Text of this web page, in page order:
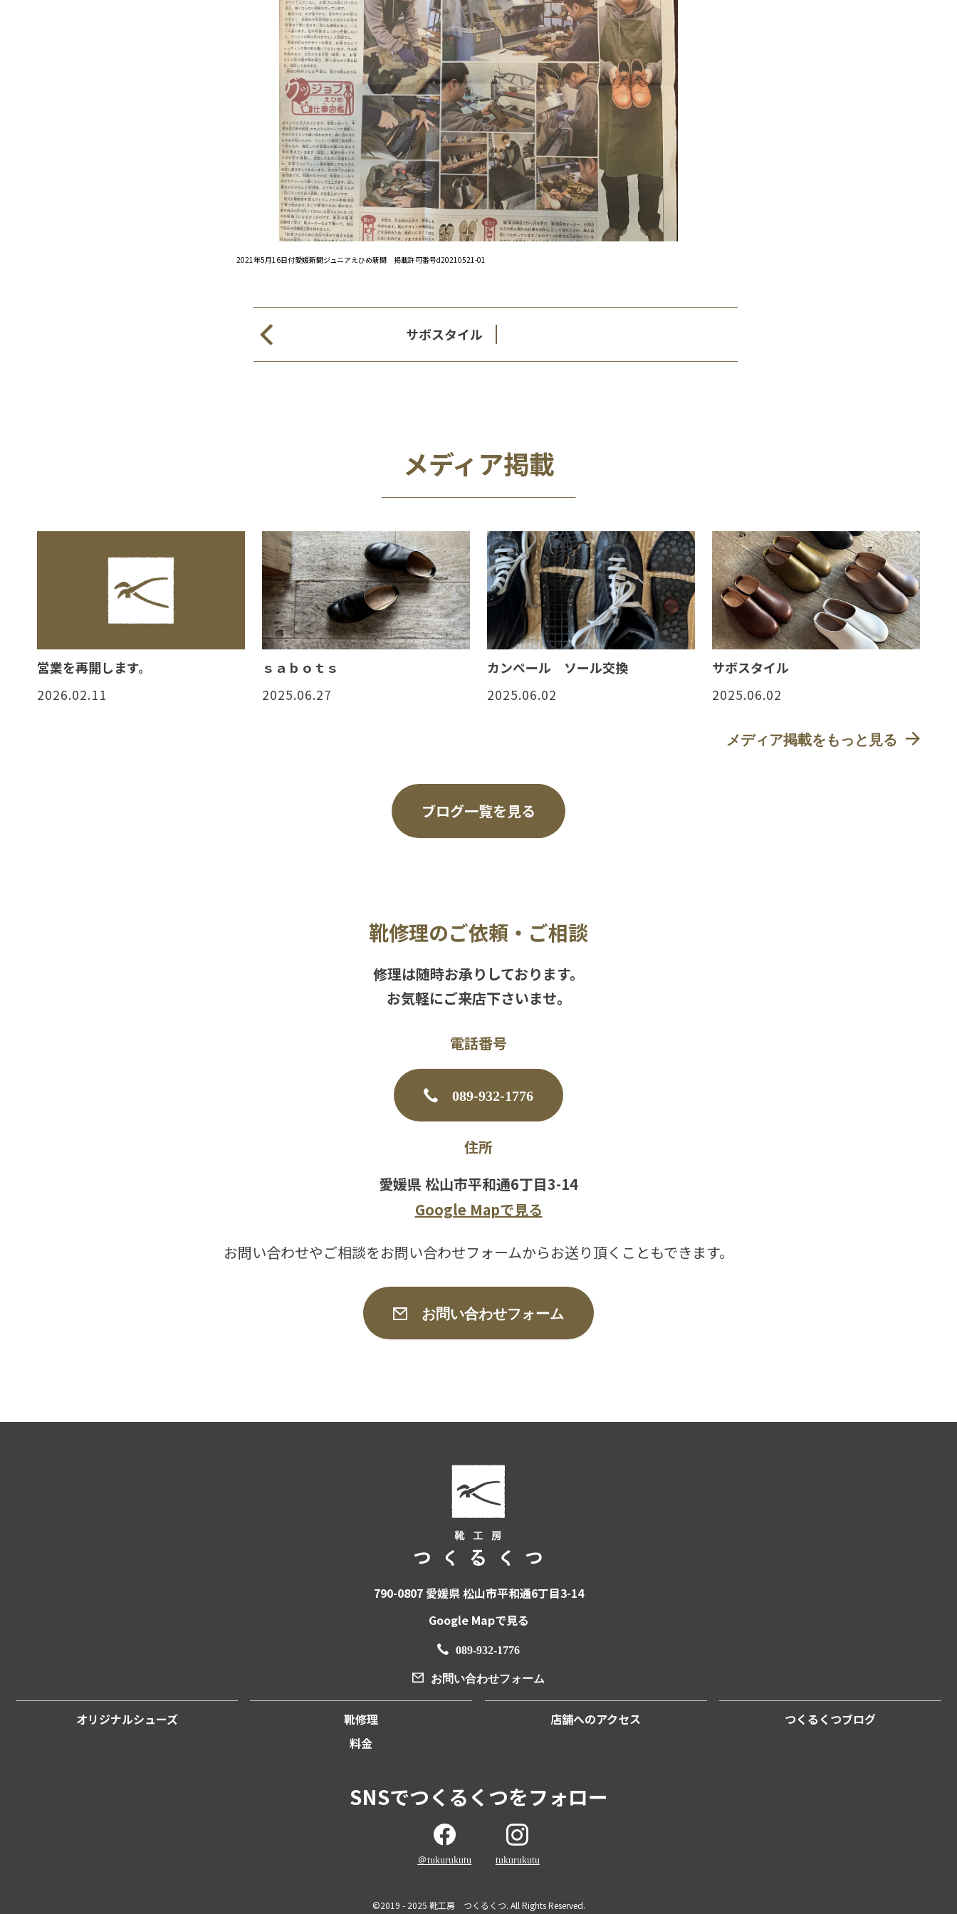
2021年5月16日付愛媛新聞ジュニアえひめ新聞 掲載許可番号d20210521-01
サボスタイル
メディア掲載
営業を再開します。
2026.02.11
ｓａｂｏｔｓ
2025.06.27
カンペール ソール交換
2025.06.02
サボスタイル
2025.06.02
メディア掲載をもっと見る
ブログ一覧を見る
靴修理のご依頼・ご相談
修理は随時お承りしております。
お気軽にご来店下さいませ。
電話番号
089-932-1776
住所
愛媛県 松山市平和通6丁目3-14
Google Mapで見る
お問い合わせやご相談をお問い合わせフォームからお送り頂くこともできます。
お問い合わせフォーム
790-0807 愛媛県 松山市平和通6丁目3-14
Google Mapで見る
089-932-1776
お問い合わせフォーム
オリジナルシューズ
靴修理
料金
店舗へのアクセス つくるくつブログ
SNSでつくるくつをフォロー
＠tukurukutu tukurukutu
©2019 - 2025 靴工房 つくるくつ. All Rights Reserved.